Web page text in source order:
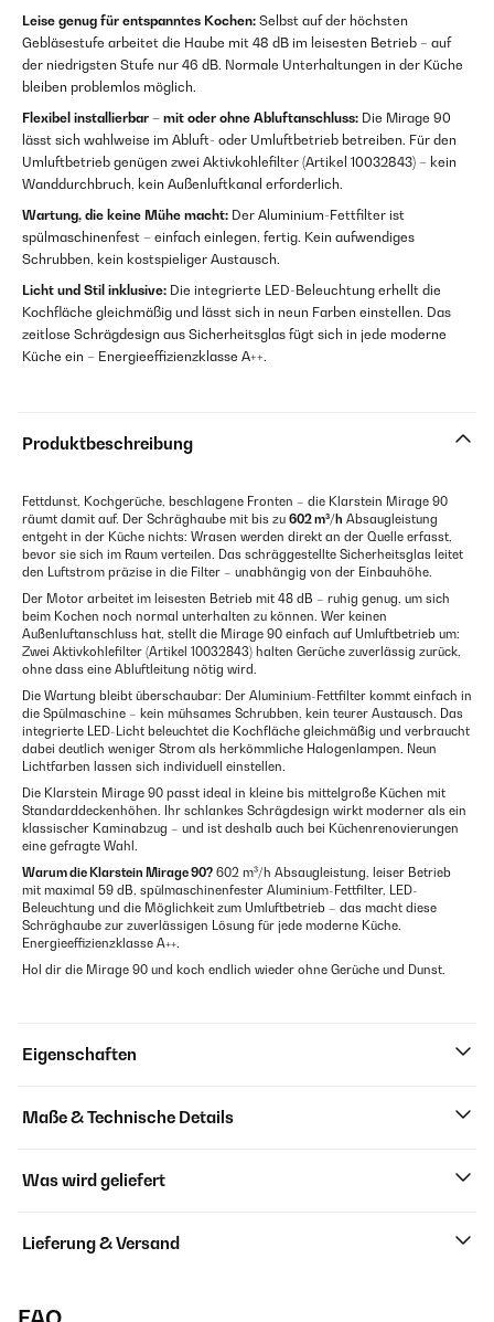
Leise genug für entspanntes Kochen: Selbst auf der höchsten
Gebläsestufe arbeitet die Haube mit 48 dB im leisesten Betrieb – auf
der niedrigsten Stufe nur 46 dB. Normale Unterhaltungen in der Küche
bleiben problemlos möglich.
Flexibel installierbar – mit oder ohne Abluftanschluss: Die Mirage 90
lässt sich wahlweise im Abluft- oder Umluftbetrieb betreiben. Für den
Umluftbetrieb genügen zwei Aktivkohlefilter (Artikel 10032843) – kein
Wanddurchbruch, kein Außenluftkanal erforderlich.
Wartung, die keine Mühe macht: Der Aluminium-Fettfilter ist
spülmaschinenfest – einfach einlegen, fertig. Kein aufwendiges
Schrubben, kein kostspieliger Austausch.
Licht und Stil inklusive: Die integrierte LED-Beleuchtung erhellt die
Kochfläche gleichmäßig und lässt sich in neun Farben einstellen. Das
zeitlose Schrägdesign aus Sicherheitsglas fügt sich in jede moderne
Küche ein – Energieeffizienzklasse A++.
Produktbeschreibung
Fettdunst, Kochgerüche, beschlagene Fronten – die Klarstein Mirage 90
räumt damit auf. Der Schräghaube mit bis zu 602 m³/h Absaugleistung
entgeht in der Küche nichts: Wrasen werden direkt an der Quelle erfasst,
bevor sie sich im Raum verteilen. Das schräggestellte Sicherheitsglas leitet
den Luftstrom präzise in die Filter – unabhängig von der Einbauhöhe.
Der Motor arbeitet im leisesten Betrieb mit 48 dB – ruhig genug, um sich
beim Kochen noch normal unterhalten zu können. Wer keinen
Außenluftanschluss hat, stellt die Mirage 90 einfach auf Umluftbetrieb um:
Zwei Aktivkohlefilter (Artikel 10032843) halten Gerüche zuverlässig zurück,
ohne dass eine Abluftleitung nötig wird.
Die Wartung bleibt überschaubar: Der Aluminium-Fettfilter kommt einfach in
die Spülmaschine – kein mühsames Schrubben, kein teurer Austausch. Das
integrierte LED-Licht beleuchtet die Kochfläche gleichmäßig und verbraucht
dabei deutlich weniger Strom als herkömmliche Halogenlampen. Neun
Lichtfarben lassen sich individuell einstellen.
Die Klarstein Mirage 90 passt ideal in kleine bis mittelgroße Küchen mit
Standarddeckenhöhen. Ihr schlankes Schrägdesign wirkt moderner als ein
klassischer Kaminabzug – und ist deshalb auch bei Küchenrenovierungen
eine gefragte Wahl.
Warum die Klarstein Mirage 90? 602 m³/h Absaugleistung, leiser Betrieb
mit maximal 59 dB, spülmaschinenfester Aluminium-Fettfilter, LED-
Beleuchtung und die Möglichkeit zum Umluftbetrieb – das macht diese
Schräghaube zur zuverlässigen Lösung für jede moderne Küche.
Energieeffizienzklasse A++.
Hol dir die Mirage 90 und koch endlich wieder ohne Gerüche und Dunst.
Eigenschaften
Maße & Technische Details
Was wird geliefert
Lieferung & Versand